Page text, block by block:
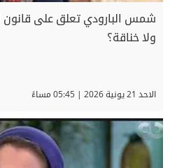
شمس البارودي تعلق على قانون
ولا خناقة؟
الاحد 21 يونية 2026 | 05:45 مساءً